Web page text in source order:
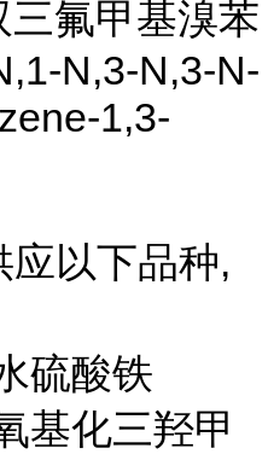
氟甲基溴苯
N,3-N,3-N-
1,3-
以下品种,
硫酸铁
基化三羟甲